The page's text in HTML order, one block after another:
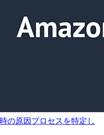
の原因プロセスを特定し